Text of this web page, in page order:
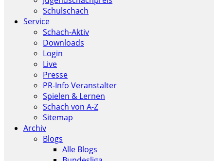
Schulschach
Service
Schach-Aktiv
Downloads
Login
Live
Presse
PR-Info Veranstalter
Spielen & Lernen
Schach von A-Z
Sitemap
Archiv
Blogs
Alle Blogs